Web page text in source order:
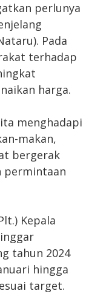
perlunya
Pada
terhadap
harga.
menghadapi
makan,
bergerak
permintaan
Kepala
tahun 2024
hingga
target.